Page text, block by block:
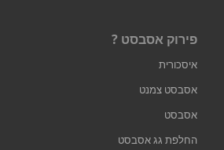
פירוק אסבסט ?
איסכורית
אסבסט צמנט
אסבסט
החלפת גג אסבסט